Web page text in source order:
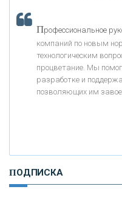
«БАНК
АО «КРЕДИТ
«НАЦИОНАЛЬНЫЙ
Профессиональное
компаний по новым
технологическим
процветание. Мы
разработке и
позволяющих им
ПОДПИСКА